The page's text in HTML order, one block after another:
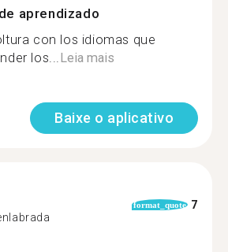
aprendizado
con los idiomas que
los...Leia mais
Baixe o aplicativo
format_quote 7